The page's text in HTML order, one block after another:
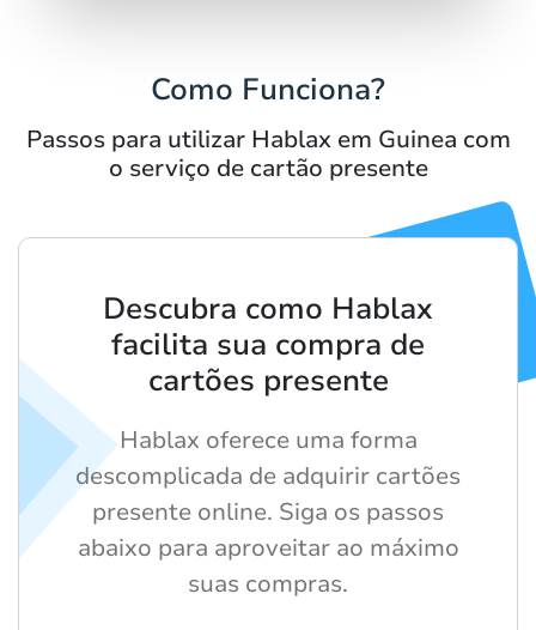
Como Funciona?
Passos para utilizar Hablax em Guinea com
o serviço de cartão presente
Descubra como Hablax
facilita sua compra de
cartões presente
Hablax oferece uma forma
descomplicada de adquirir cartões
presente online. Siga os passos
abaixo para aproveitar ao máximo
suas compras.